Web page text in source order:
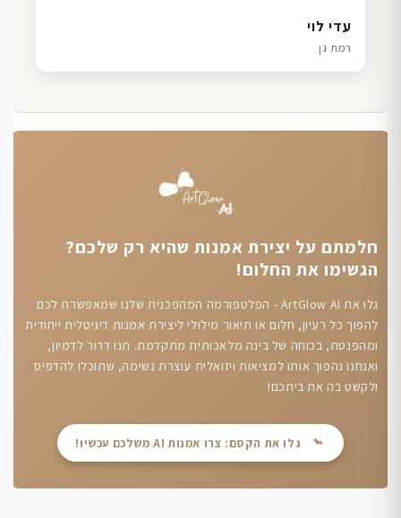
שרון כהן
תל אביב
עדי לוי
רמת גן
דנה גל
חיפה
ליאת ויוסי מ.
הוד השרון
חלמתם על יצירת אמנות שהיא רק שלכם?
הגשימו את החלום!
גלו את ArtGlow AI - הפלטפורמה המהפכנית שלנו שמאפשרת לכם
להפוך כל רעיון, חלום או תיאור מילולי ליצירת אמנות דיגיטלית ייחודית
ומהפנטת, בכוחה של בינה מלאכותית מתקדמת. תנו דרור לדמיון,
ואנחנו נהפוך אותו למציאות ויזואלית עוצרת נשימה, שתוכלו להדפיס
ולקשט בה את ביתכם!
גלו את הקסם: צרו אמנות AI משלכם עכשיו!